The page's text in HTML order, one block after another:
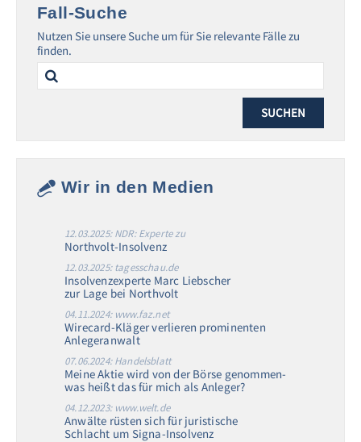
Fall-Suche
Nutzen Sie unsere Suche um für Sie relevante Fälle zu
finden.
Search
for:
Wir in den Medien
12.03.2025: NDR: Experte zu
Northvolt-Insolvenz
12.03.2025: tagesschau.de
Insolvenzexperte Marc Liebscher
zur Lage bei Northvolt
04.11.2024: www.faz.net
Wirecard-Kläger verlieren prominenten
Anlegeranwalt
07.06.2024: Handelsblatt
Meine Aktie wird von der Börse genommen-
was heißt das für mich als Anleger?
04.12.2023: www.welt.de
Anwälte rüsten sich für juristische
Schlacht um Signa-Insolvenz